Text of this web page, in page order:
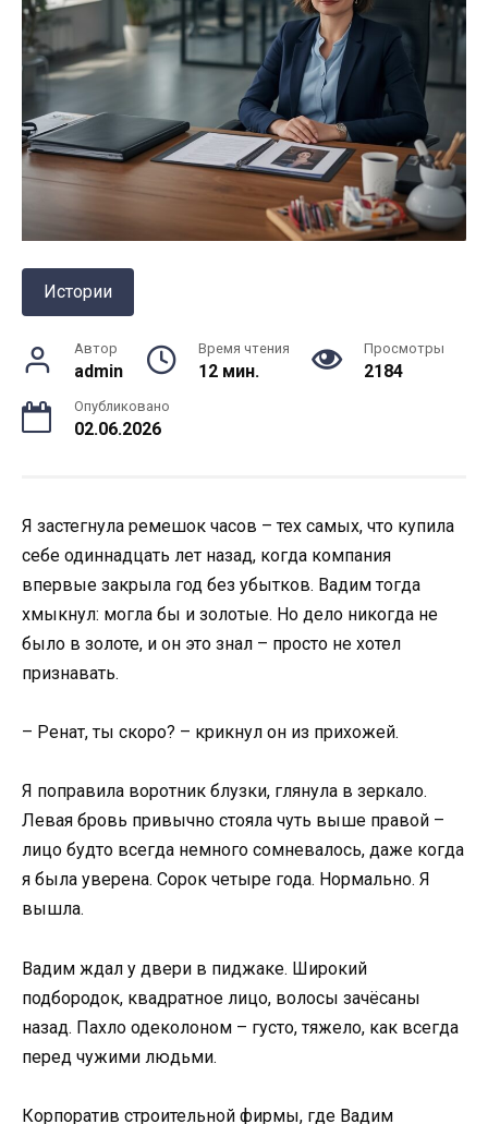
Истории
Автор
admin
Время чтения
12 мин.
Просмотры
2184
Опубликовано
02.06.2026
Я застегнула ремешок часов – тех самых, что купила
себе одиннадцать лет назад, когда компания
впервые закрыла год без убытков. Вадим тогда
хмыкнул: могла бы и золотые. Но дело никогда не
было в золоте, и он это знал – просто не хотел
признавать.
– Ренат, ты скоро? – крикнул он из прихожей.
Я поправила воротник блузки, глянула в зеркало.
Левая бровь привычно стояла чуть выше правой –
лицо будто всегда немного сомневалось, даже когда
я была уверена. Сорок четыре года. Нормально. Я
вышла.
Вадим ждал у двери в пиджаке. Широкий
подбородок, квадратное лицо, волосы зачёсаны
назад. Пахло одеколоном – густо, тяжело, как всегда
перед чужими людьми.
Корпоратив строительной фирмы, где Вадим